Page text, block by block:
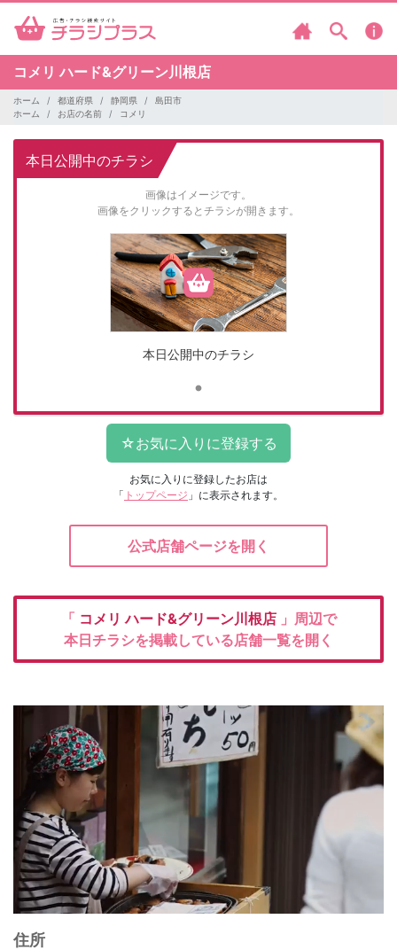
コメリハード&グリーン川根店
ホーム 都道府県 静岡県
島田市
ホーム
お店の名前 コメリ
本日公開中のチラシ
画像はイメージです。
画像をクリックするとチラシが開きます。
本日公開中のチラシ
お気に入りに登録したお店は
「 トップページ 」に表示されます。
公式店舗ページを開く
「 コメリハード&グリーン川根店 」周辺で
本日チラシを掲載している店舗一覧を開く
住所